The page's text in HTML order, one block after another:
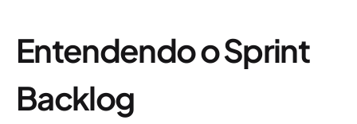
Entendendo o Sprint
Backlog